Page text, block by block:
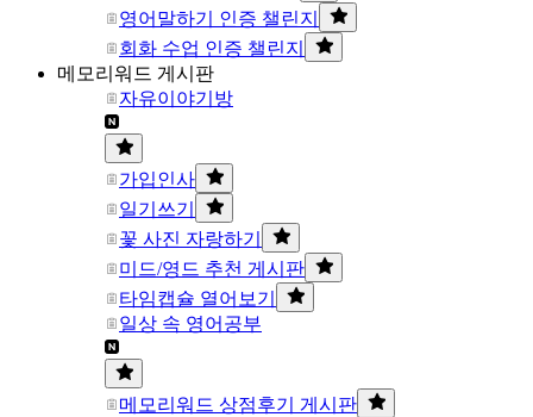
영어말하기 인증 챌린지
회화 수업 인증 챌린지
메모리워드 게시판
자유이야기방
가입인사
일기쓰기
꽃 사진 자랑하기
미드/영드 추천 게시판
타임캡슐 열어보기
일상 속 영어공부
메모리워드 상점후기 게시판